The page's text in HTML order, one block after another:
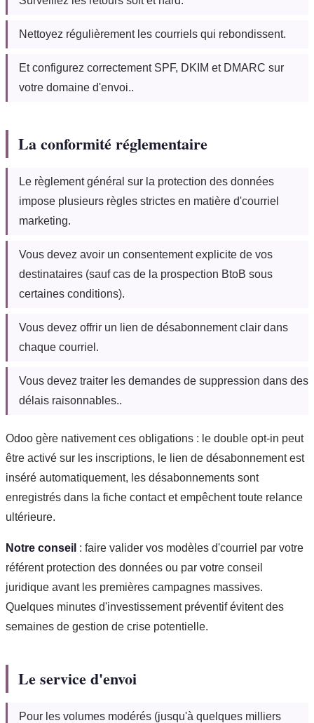
Nettoyez régulièrement les courriels qui rebondissent.
Et configurez correctement SPF, DKIM et DMARC sur
votre domaine d'envoi..
La conformité réglementaire
Le règlement général sur la protection des données
impose plusieurs règles strictes en matière d'courriel
marketing.
Vous devez avoir un consentement explicite de vos
destinataires (sauf cas de la prospection BtoB sous
certaines conditions).
Vous devez offrir un lien de désabonnement clair dans
chaque courriel.
Vous devez traiter les demandes de suppression dans des
délais raisonnables..
Odoo gère nativement ces obligations : le double opt-in peut
être activé sur les inscriptions, le lien de désabonnement est
inséré automatiquement, les désabonnements sont
enregistrés dans la fiche contact et empêchent toute relance
ultérieure.
Notre conseil : faire valider vos modèles d'courriel par votre
référent protection des données ou par votre conseil
juridique avant les premières campagnes massives.
Quelques minutes d'investissement préventif évitent des
semaines de gestion de crise potentielle.
Le service d'envoi
Pour les volumes modérés (jusqu'à quelques milliers